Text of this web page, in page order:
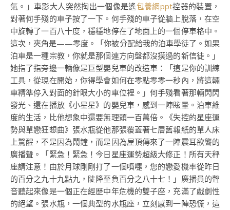
氣。」車影大人突然掏出一個像是遙包養網ppt控器的裝置，
對著何手殘的車子按了一下。何手殘的車子從牆上脫落，在空
中旋轉了一百八十度，穩穩地停在了地面上的一個停車格中。
這次，夾角是——零度。「你被分配給我的泊車學徒了。如果
泊車是一種宗教，你就是那個連方向盤都沒摸過的新信徒。」
她指了指旁邊一輛像是巨型嬰兒車的改造車：「這是你的訓練
工具，從現在開始，你得學會如何在零點零零一秒內，將這輛
車精準停入對面的針眼大小的車位裡。」何手殘看著那輛閃閃
發光、還在播放《小星星》的嬰兒車，感到一陣眩暈。泊車維
度的生活，比他想象中還要無理頭一百萬倍。《失控的星座運
勢與單戀狂想曲》張水瓶從他那張覆蓋著七層舊報紙的單人床
上驚醒，不是因為鬧鐘，而是因為屋頂傳來了一陣震耳欲聾的
廣播聲。「緊急！緊急！今日星座運勢超級大修正！所有天秤
座請注意！由於月球剛剛打了一個噴嚏，您的戀愛機率從昨日
的百分之九十九點九，陡降至負百分之八十七！」廣播員的聲
音聽起來像是一個正在經歷中年危機的雙子座，充滿了戲劇性
的絕望。張水瓶，一個典型的水瓶座，立刻感到一陣恐慌，這